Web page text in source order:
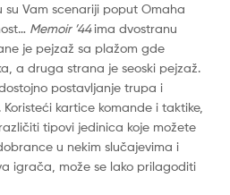
su Vam scenariji poput Omaha
Memoir ’44ima dvostranu
je pejzaž sa plažom gde
a druga strana je seoski pejzaž.
postavljanje trupa i
kartice komande i taktike,
tipovi jedinica koje možete
u nekim slučajevima i
igrača, može se lako prilagoditi